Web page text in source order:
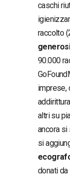
caschi
raccolto
90.000
imprese,
altri su
ancora
si
donati